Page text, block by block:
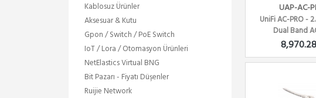
Kablosuz Ürünler
Aksesuar & Kutu
Gpon / Switch / PoE Switch
IoT / Lora / Otomasyon Ürünleri
NetElastics Virtual BNG
Bit Pazarı - Fiyatı Düşenler
Ruijie Network
UAP-AC-
UniFi AC-PRO -
Dual Band
IN/Outdoor AP